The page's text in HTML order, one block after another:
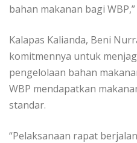
bahan makanan bagi
Kalapas Kalianda, Beni
komitmennya untuk
pengelolaan bahan
WBP mendapatkan
standar.
“Pelaksanaan rapat